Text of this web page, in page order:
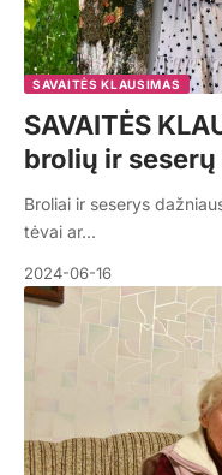
SAVAITĖS KLAUSIMAS
SAVAITĖS
brolių ir
Broliai ir seserys
tėvai ar…
2024-06-16